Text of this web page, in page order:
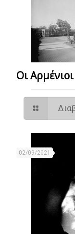
Οι
02/09/2021